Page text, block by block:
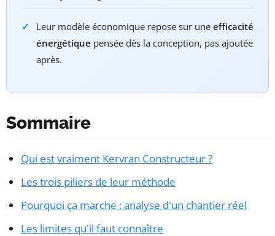
Leur modèle économique repose sur une efficacité
énergétique pensée dès la conception, pas ajoutée
après.
Sommaire
Qui est vraiment Kervran Constructeur ?
Les trois piliers de leur méthode
Pourquoi ça marche : analyse d'un chantier réel
Les limites qu'il faut connaître